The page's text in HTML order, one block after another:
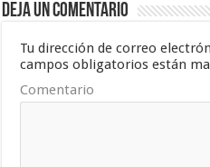
Deja un comentario
Tu dirección de correo
campos obligatorios están
Comentario